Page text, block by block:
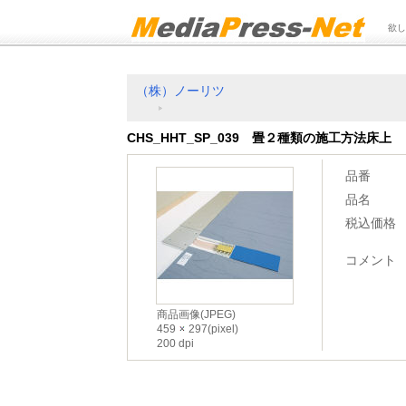
欲
（株）ノーリツ
CHS_HHT_SP_039 畳２種類の施工方法床上
商品画像(JPEG)
459
297(pixel)
200 dpi
品番
品名
税込価格
コメント